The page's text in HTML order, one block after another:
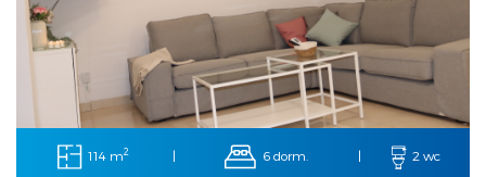
114 m2 | 6 dorm. | 2 wc